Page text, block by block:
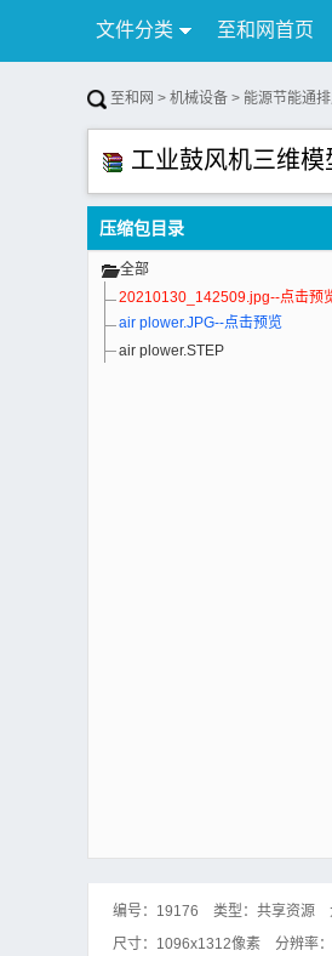
文件分类 至和网首页
行业资讯 公告 联系我
至和网 > 机械设备 > 能源节能通
工业鼓风机三维模
压缩包目录
全部
20210130_142509.jpg--点击预
air plower.JPG--点击预览
air plower.STEP
编号： 19176 类型： 共享资源
尺寸： 1096x1312像素 分辨率：